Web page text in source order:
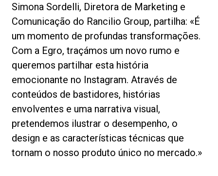
Simona Sordelli, Diretora de Marketing e
Comunicação do Rancilio Group, partilha: «É
um momento de profundas transformações.
Com a Egro, traçámos um novo rumo e
queremos partilhar esta história
emocionante no Instagram. Através de
conteúdos de bastidores, histórias
envolventes e uma narrativa visual,
pretendemos ilustrar o desempenho, o
design e as características técnicas que
tornam o nosso produto único no mercado.»